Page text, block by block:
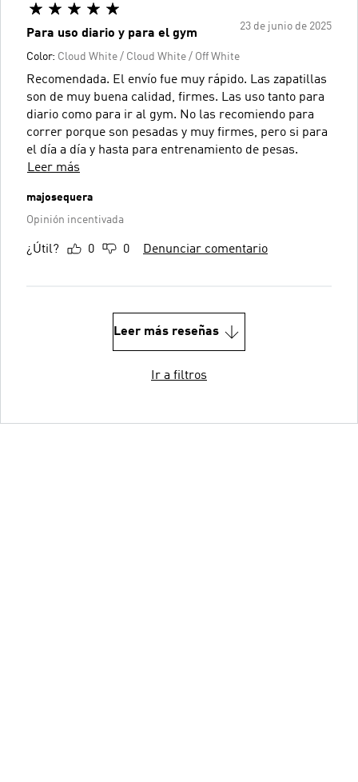
23 de junio de 2025
Para uso diario y para el gym
Color: Cloud White / Cloud White / Off White
Recomendada. El envío fue muy rápido. Las zapatillas
son de muy buena calidad, firmes. Las uso tanto para
diario como para ir al gym. No las recomiendo para
correr porque son pesadas y muy firmes, pero si para
el día a día y hasta para entrenamiento de pesas.
Leer más
majosequera
Opinión incentivada
¿Útil? 0 0 Denunciar comentario
Leer más reseñas
Ir a filtros